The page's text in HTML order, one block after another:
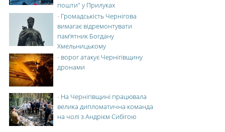
пошти" у Прилуках
- Громадськість Чернігова
вимагає відремонтувати
пам’ятник Богдану
Хмельницькому
- ворог атакує Чернігівщину
дронами
- На Чернігівщині працювала
велика дипломатична команда
на чолі з Андрієм Сибігою